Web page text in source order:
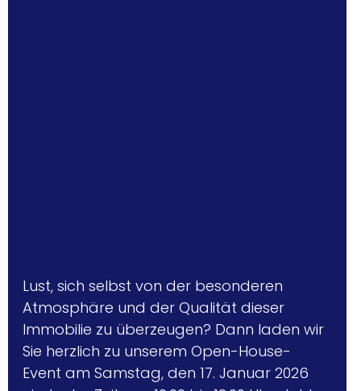
Lust, sich selbst von der besonderen
Atmosphäre und der Qualität dieser
Immobilie zu überzeugen? Dann laden wir
Sie herzlich zu unserem Open-House-
Event am Samstag, den 17. Januar 2026